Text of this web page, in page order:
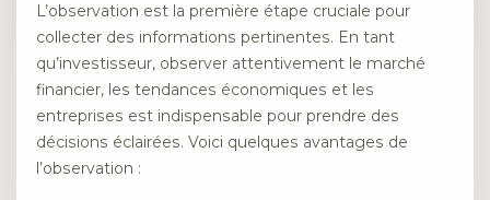
L’observation est la première étape cruciale pour
collecter des informations pertinentes. En tant
qu’investisseur, observer attentivement le marché
financier, les tendances économiques et les
entreprises est indispensable pour prendre des
décisions éclairées. Voici quelques avantages de
l’observation :